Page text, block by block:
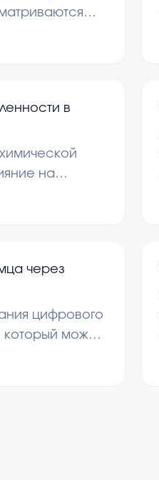
исследования
в городской
в
на
основные
через
цифрового
можно
В нем